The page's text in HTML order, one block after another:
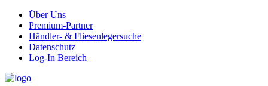
Über Uns
Premium-Partner
Händler- & Fliesenlegersuche
Datenschutz
Log-In Bereich